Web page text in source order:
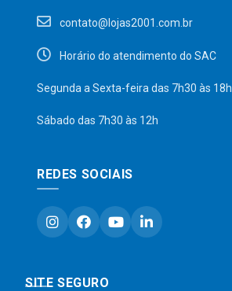
contato@lojas2001.com.br
Horário do atendimento do SAC
Segunda a Sexta-feira das 7h30 às 18h
Sábado das 7h30 às 12h
REDES SOCIAIS
SITE SEGURO